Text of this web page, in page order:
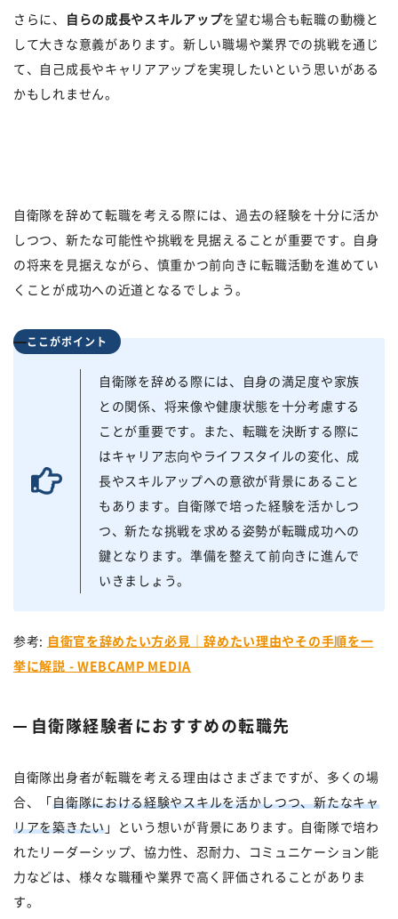
さらに、 自らの成長やスキルアップを望む場合も転職の動機と
して大きな意義があります。新しい職場や業界での挑戦を通じ
て、自己成長やキャリアアップを実現したいという思いがある
かもしれません。
自衛隊を辞めて転職を考える際には、過去の経験を十分に活か
しつつ、新たな可能性や挑戦を見据えることが重要です。自身
の将来を見据えながら、慎重かつ前向きに転職活動を進めてい
くことが成功への近道となるでしょう。
ここがポイント
自衛隊を辞める際には、自身の満足度や家族
との関係、将来像や健康状態を十分考慮する
ことが重要です。また、転職を決断する際に
はキャリア志向やライフスタイルの変化、成
長やスキルアップへの意欲が背景にあること
もあります。自衛隊で培った経験を活かしつ
つ、新たな挑戦を求める姿勢が転職成功への
鍵となります。準備を整えて前向きに進んで
いきましょう。
参考: 自衛官を辞めたい方必見｜辞めたい理由やその手順を一
挙に解説 - WEBCAMP MEDIA
自衛隊経験者におすすめの転職先
自衛隊出身者が転職を考える理由はさまざまですが、多くの場
合、「自衛隊における経験やスキルを活かしつつ、新たなキャ
リアを築きたい」という想いが背景にあります。自衛隊で培わ
れたリーダーシップ、協力性、忍耐力、コミュニケーション能
力などは、様々な職種や業界で高く評価されることがありま
す。